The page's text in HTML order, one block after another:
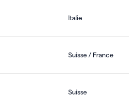
Italie
Suisse / France
Suisse